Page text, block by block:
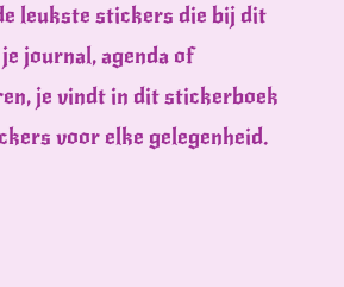
leukste stickers die bij dit
journal, agenda of
je vindt in dit stickerboek
voor elke gelegenheid.